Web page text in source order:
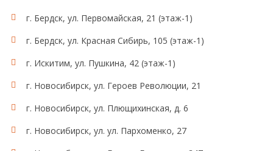
г. Бердск, ул. Первомайская, 21 (этаж-1)
г. Бердск, ул. Красная Сибирь, 105 (этаж-1)
г. Искитим, ул. Пушкина, 42 (этаж-1)
г. Новосибирск, ул. Героев Революции, 21
г. Новосибирск, ул. Плющихинская, д. 6
г. Новосибирск, ул. ул. Пархоменко, 27